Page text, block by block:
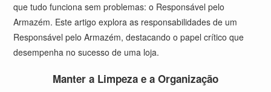
que tudo funciona sem problemas: o Responsável pelo
Armazém. Este artigo explora as responsabilidades de um
Responsável pelo Armazém, destacando o papel crítico que
desempenha no sucesso de uma loja.
Manter a Limpeza e a Organização